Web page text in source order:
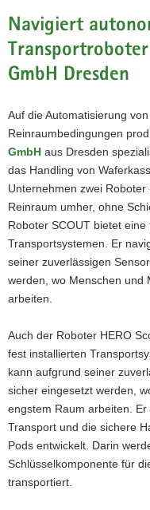
Navigiert
GmbH Dresden
Auf die Automatisierung
Reinraumbedingungen
GmbH aus Dresden
das Handling von
Unternehmen zwei
Reinraum umher, ohne
Roboter SCOUT bietet
Transportsystemen. Er
seiner zuverlässigen
werden, wo Menschen und
arbeiten.
Auch der Roboter HERO
fest installierten
kann aufgrund seiner
sicher eingesetzt werden,
engstem Raum arbeiten.
Transport und die sichere
Pods entwickelt. Darin
Schlüsselkomponente für
transportiert.